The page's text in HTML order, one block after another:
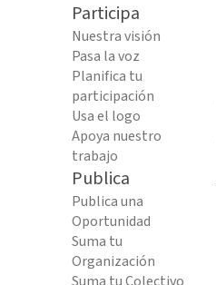
Participa
Nuestra visión
Pasa la voz
Planifica tu
participación
Usa el logo
Apoya nuestro
trabajo
Publica
Publica una
Oportunidad
Suma tu
Organización